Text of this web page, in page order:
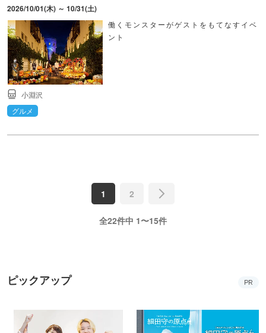
2026/10/01(木) ～ 10/31(土)
働くモンスターがゲストをもてなすイベ
ント
小淵沢
グルメ
1 2
全22件中 1〜15件
ピックアップ PR